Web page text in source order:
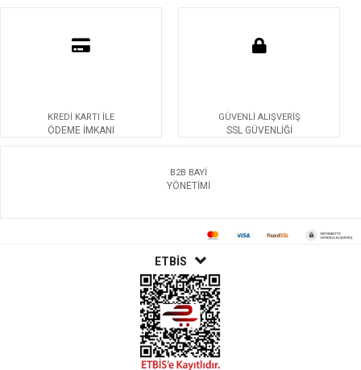
KREDİ KARTI İLE
ÖDEME İMKANI
GÜVENLİ ALIŞVERİŞ
SSL GÜVENLİĞİ
B2B BAYİ
YÖNETİMİ
ETBİS